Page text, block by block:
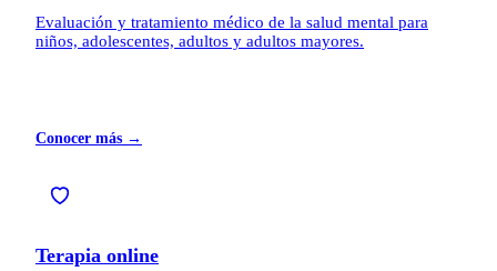
Evaluación y tratamiento médico de la salud mental para
niños, adolescentes, adultos y adultos mayores.
Conocer más →
Terapia online